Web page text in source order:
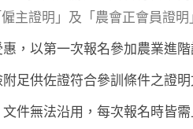
主證明」及「農會正會員證明
，以第一次報名參加農業進
足供佐證符合參訓條件之證
件無法沿用，每次報名時皆